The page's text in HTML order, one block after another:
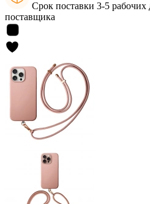
Срок поставки 3-5
поставщика